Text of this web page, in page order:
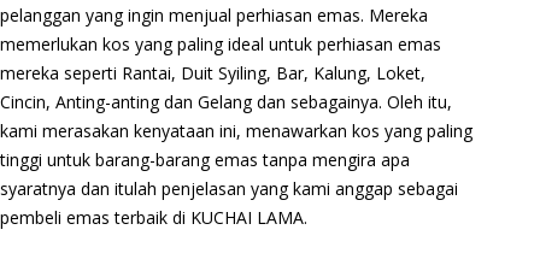
pelanggan yang ingin menjual perhiasan emas. Mereka
memerlukan kos yang paling ideal untuk perhiasan emas
mereka seperti Rantai, Duit Syiling, Bar, Kalung, Loket,
Cincin, Anting-anting dan Gelang dan sebagainya. Oleh itu,
kami merasakan kenyataan ini, menawarkan kos yang paling
tinggi untuk barang-barang emas tanpa mengira apa
syaratnya dan itulah penjelasan yang kami anggap sebagai
pembeli emas terbaik di KUCHAI LAMA.